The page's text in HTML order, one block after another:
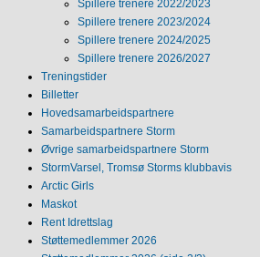
Spillere trenere 2022/2023
Spillere trenere 2023/2024
Spillere trenere 2024/2025
Spillere trenere 2026/2027
Treningstider
Billetter
Hovedsamarbeidspartnere
Samarbeidspartnere Storm
Øvrige samarbeidspartnere Storm
StormVarsel, Tromsø Storms klubbavis
Arctic Girls
Maskot
Rent Idrettslag
Støttemedlemmer 2026